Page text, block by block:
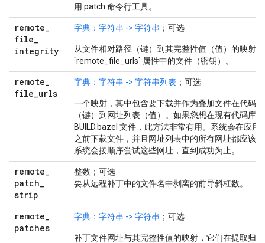
用 patch 命令行工具。
remote_
file_
integrity
字典：字符串 -> 字符串 ；可选
从文件相对路径（键）到其完整性值（值）的映射
`remote_file_urls` 属性中的文件（密钥）。
remote_
file_urls
字典：字符串 -> 字符串列表 ；可选
一个映射，其中包含要下载并作为叠加文件在代码
（键）到网址列表（值）。如果您想在现有代码库
BUILD.bazel 文件，此方法非常有用。系统会在应用
之前下载文件，并且网址列表中的所有网址都应该
系统会按顺序尝试这些网址，直到成功为止。
remote_
patch_
strip
整数；可选
要从远程补丁中的文件名中剥离的前导斜杠数。
remote_
patches
字典：字符串 -> 字符串 ；可选
补丁文件网址与其完整性值的映射，它们在提取归